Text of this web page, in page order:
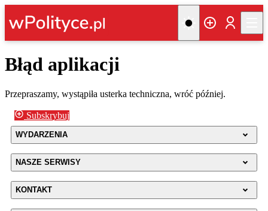
Błąd aplikacji
Przepraszamy, wystąpiła usterka techniczna, wróć później.
Subskrybuj
WYDARZENIA
NASZE SERWISY
KONTAKT